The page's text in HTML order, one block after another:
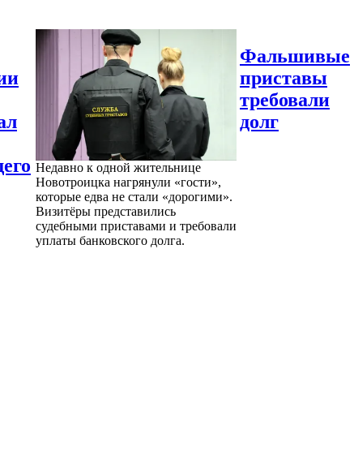
Недавно к одной жительнице
Новотроицка нагрянули «гости»,
которые едва не стали «дорогими».
Визитёры представились
судебными приставами и требовали
уплаты банковского долга.
Фальшивые
приставы
требовали
долг